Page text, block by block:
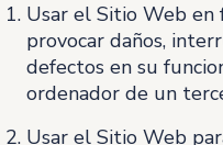
Usar el Sitio Web
provocar daños,
defectos en su
ordenador de un
Usar el Sitio Web